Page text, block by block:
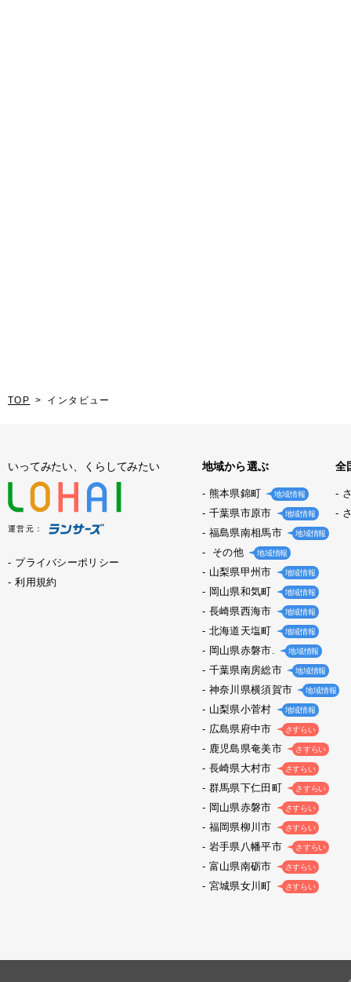
TOP インタビュー
いってみたい、くらしてみたい
運営元：
プライバシーポリシー
利用規約
地域から選ぶ
熊本県錦町 地域情報
千葉県市原市 地域情報
福島県南相馬市 地域情報
その他 地域情報
山梨県甲州市 地域情報
岡山県和気町 地域情報
長崎県西海市 地域情報
北海道天塩町 地域情報
岡山県赤磐市. 地域情報
千葉県南房総市 地域情報
神奈川県横須賀市 地域情報
山梨県小菅村 地域情報
広島県府中市 さすらい
鹿児島県奄美市 さすらい
長崎県大村市 さすらい
群馬県下仁田町 さすらい
岡山県赤磐市 さすらい
福岡県柳川市 さすらい
岩手県八幡平市 さすらい
富山県南砺市 さすらい
宮城県女川町 さすらい
全